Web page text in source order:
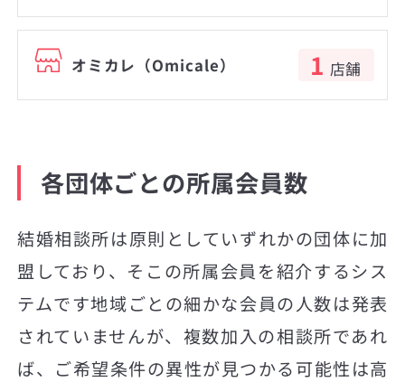
オミカレ（Omicale） 1 店舗
各団体ごとの所属会員数
結婚相談所は原則としていずれかの団体に加
盟しており、そこの所属会員を紹介するシス
テムです地域ごとの細かな会員の人数は発表
されていませんが、複数加入の相談所であれ
ば、ご希望条件の異性が見つかる可能性は高